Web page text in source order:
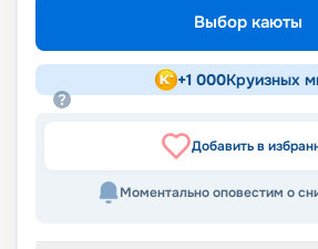
Выбор каюты
+1 000Круизных
Добавить в
Моментально оповестим о